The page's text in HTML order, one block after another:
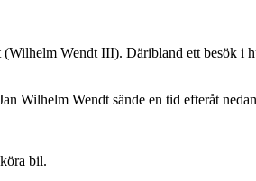
Wendt III). Däribland ett besök i
Wilhelm Wendt sände en tid efteråt
bil.